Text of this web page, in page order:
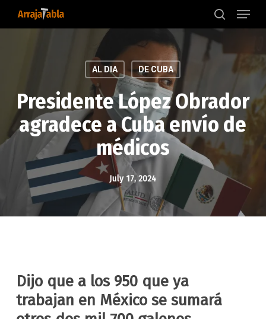
search
Menu
AL DIA DE CUBA
Presidente López Obrador
agradece a Cuba envío de
médicos
July 17, 2024
Dijo que a los 950 que ya
trabajan en México se sumará